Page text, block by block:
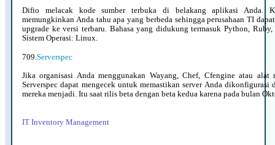
Difio melacak kode sumber terbuka di belakang aplikasi Anda.
memungkinkan Anda tahu apa yang berbeda sehingga perusahaan TI
upgrade ke versi terbaru. Bahasa yang didukung termasuk Python, Ruby,
Sistem Operasi: Linux.
709.Serverspec
Jika organisasi Anda menggunakan Wayang, Chef, Cfengine atau alat
Serverspec dapat mengecek untuk memastikan server Anda dikonfigurasi
mereka menjadi. Itu saat rilis beta dengan beta kedua karena pada bulan
IT Inventory Management